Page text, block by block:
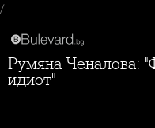
/
Румяна Ченалова: "Френският посланик е
идиот"